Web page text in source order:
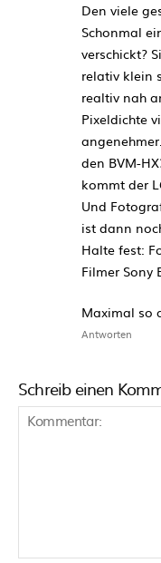
Den viele
Schonmal
verschickt?
relativ klein
realtiv nah
Pixeldichte
den BVM-
kommt der
Und
ist dann
Halte fest:
Filmer Sony
Maximal so
Antworten
Schreib einen